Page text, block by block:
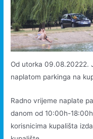
Od utorka 09.08.20222.
naplatom parkinga na
Radno vrijeme naplate
danom od 10:00h-
korisnicima kupališta